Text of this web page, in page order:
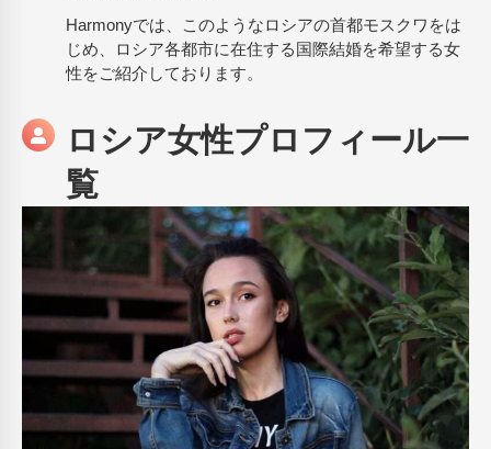
Harmonyでは、このようなロシアの首都モスクワをは
じめ、ロシア各都市に在住する国際結婚を希望する女
性をご紹介しております。
ロシア女性プロフィール一
覧